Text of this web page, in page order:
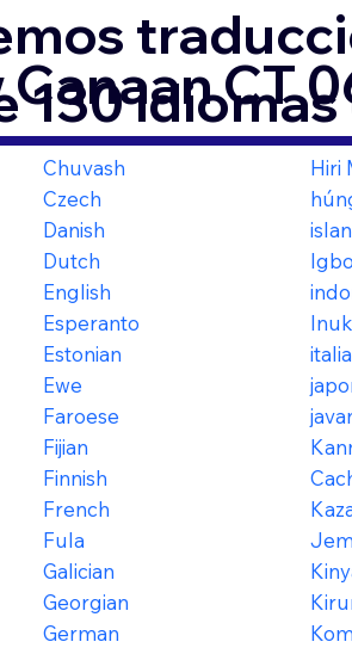
130 idiomas
Canaan CT
Chuvash
Czech
Danish
Dutch
English
Esperanto
Estonian
Ewe
Faroese
Fijian
Finnish
French
Fula
Galician
Georgian
German
Hiri
Igbo